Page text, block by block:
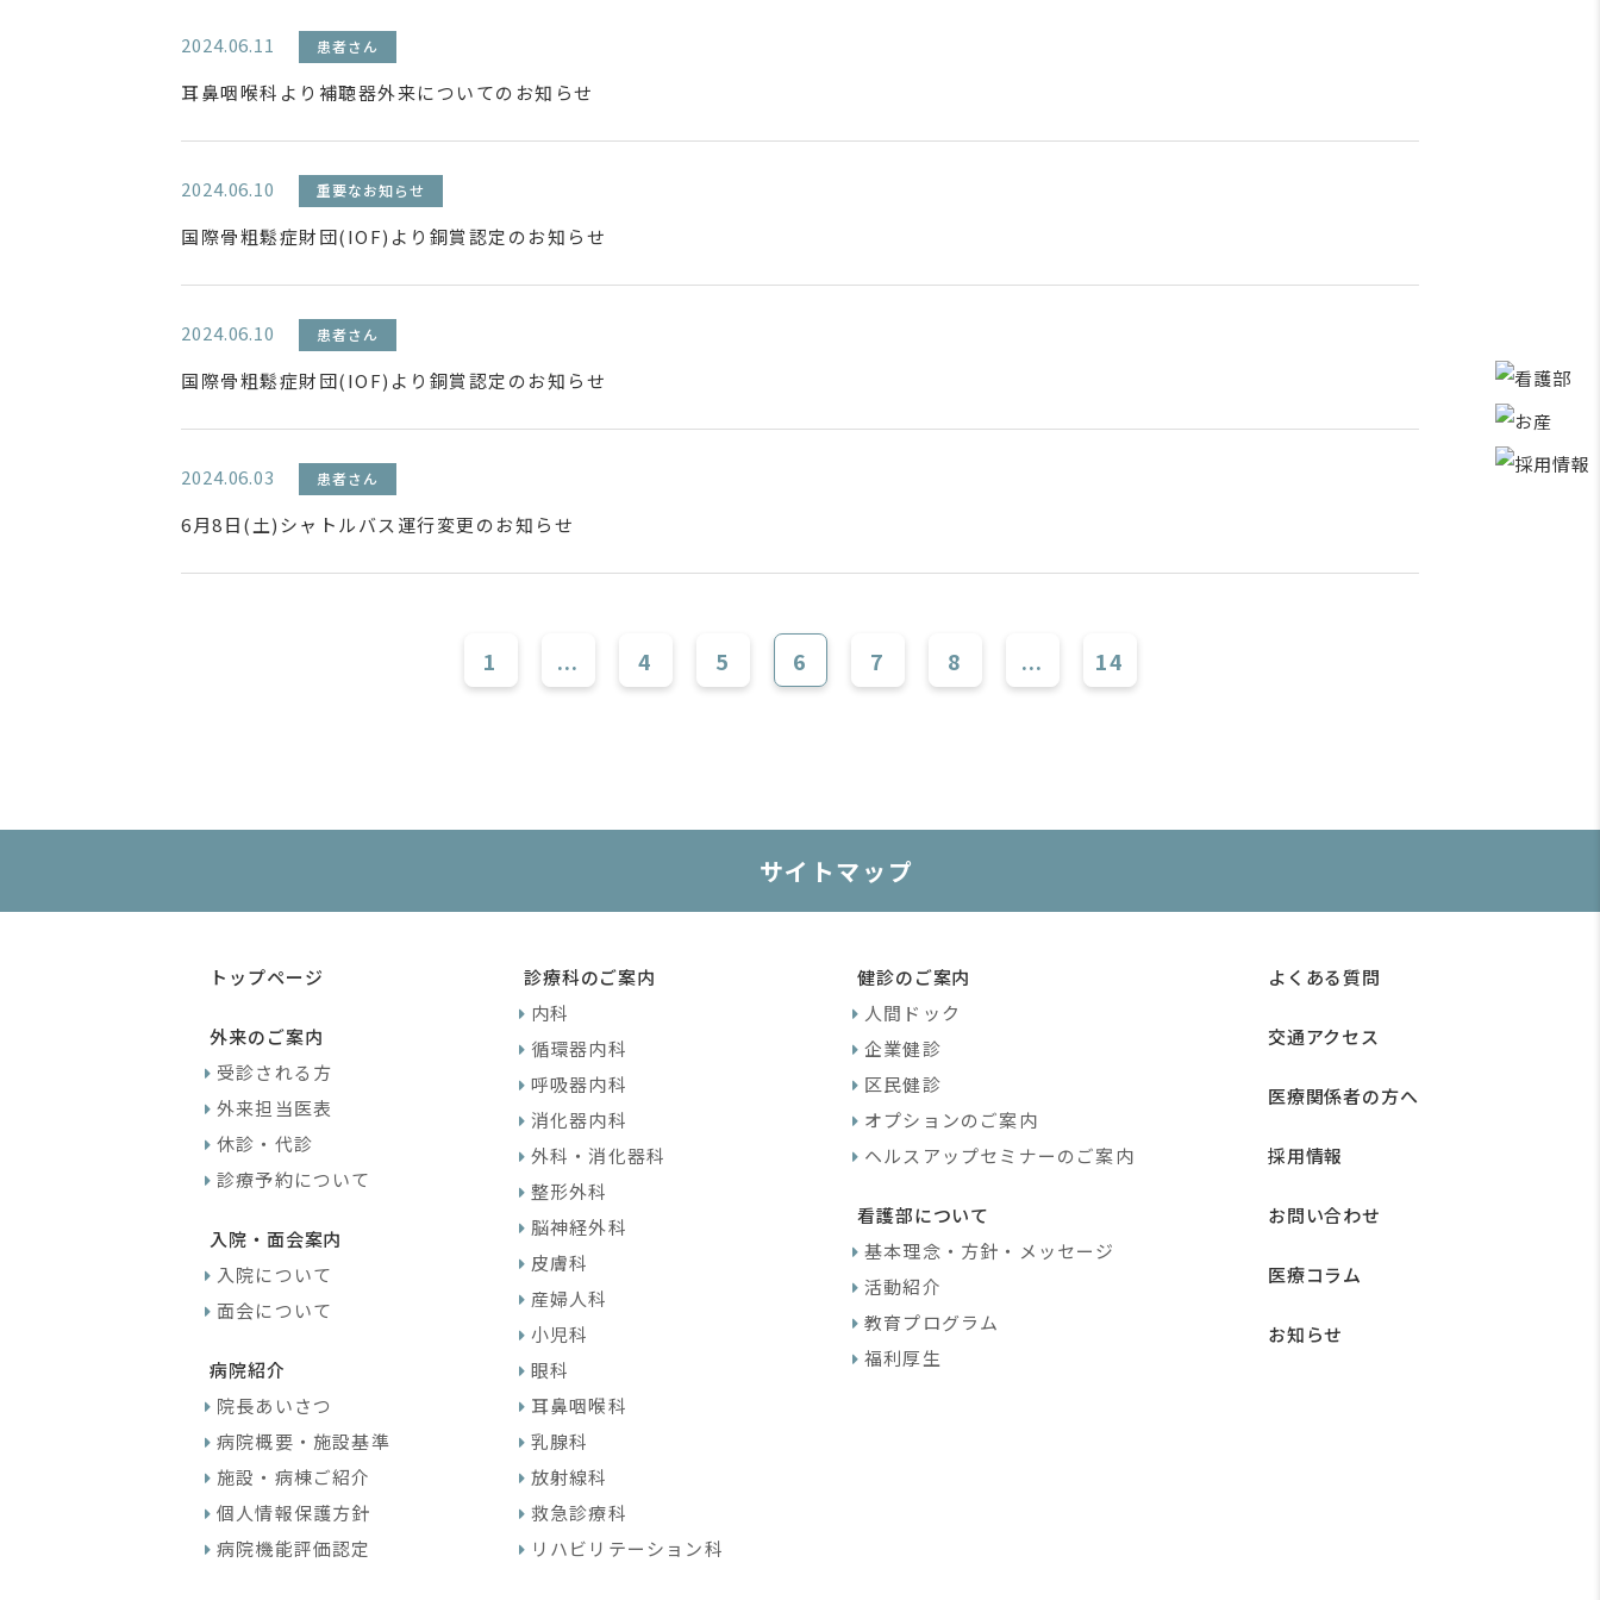
2024.06.11 患者さん
耳鼻咽喉科より補聴器外来についてのお知らせ
2024.06.10 重要なお知らせ
国際骨粗鬆症財団(IOF)より銅賞認定のお知らせ
2024.06.10 患者さん
国際骨粗鬆症財団(IOF)より銅賞認定のお知らせ
2024.06.03 患者さん
6月8日(土)シャトルバス運行変更のお知らせ
1 ... 4 5 6 7 8 ... 14
サイトマップ
トップページ
外来のご案内
受診される方
外来担当医表
休診・代診
診療予約について
入院・面会案内
入院について
面会について
病院紹介
院長あいさつ
病院概要・施設基準
施設・病棟ご紹介
個人情報保護方針
病院機能評価認定
診療科のご案内
内科
循環器内科
呼吸器内科
消化器内科
外科・消化器科
整形外科
脳神経外科
皮膚科
産婦人科
小児科
眼科
耳鼻咽喉科
乳腺科
放射線科
救急診療科
リハビリテーション科
健診のご案内
人間ドック
企業健診
区民健診
オプションのご案内
ヘルスアップセミナーのご案内
看護部について
基本理念・方針・メッセージ
活動紹介
教育プログラム
福利厚生
よくある質問
交通アクセス
医療関係者の方へ
採用情報
お問い合わせ
医療コラム
お知らせ